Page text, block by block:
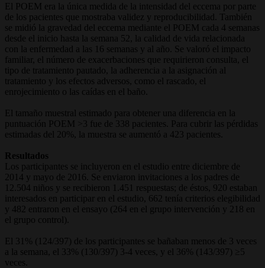
El POEM era la única medida de la intensidad del eccema por parte
de los pacientes que mostraba validez y reproducibilidad. También
se midió la gravedad del eccema mediante el POEM cada 4 semanas
desde el inicio hasta la semana 52, la calidad de vida relacionada
con la enfermedad a las 16 semanas y al año. Se valoró el impacto
familiar, el número de exacerbaciones que requirieron consulta, el
tipo de tratamiento pautado, la adherencia a la asignación al
tratamiento y los efectos adversos, como el rascado, el
enrojecimiento o las caídas en el baño.
El tamaño muestral estimado para obtener una diferencia en la
puntuación POEM >3 fue de 338 pacientes. Para cubrir las pérdidas
estimadas del 20%, la muestra se aumentó a 423 pacientes.
Resultados
Los participantes se incluyeron en el estudio entre diciembre de
2014 y mayo de 2016. Se enviaron invitaciones a los padres de
12.504 niños y se recibieron 1.451 respuestas; de éstos, 920 estaban
interesados en participar en el estudio, 662 tenía criterios elegibilidad
y 482 entraron en el ensayo (264 en el grupo intervención y 218 en
el grupo control).
El 31% (124/397) de los participantes se bañaban menos de 3 veces
a la semana, el 33% (130/397) 3-4 veces, y el 36% (143/397) ≥5
veces.